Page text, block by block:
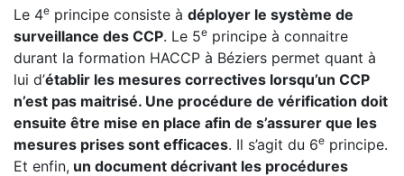
Le 4e principe consiste à déployer le système de
surveillance des CCP. Le 5e principe à connaitre
durant la formation HACCP à Béziers permet quant à
lui d’établir les mesures correctives lorsqu’un CCP
n’est pas maitrisé. Une procédure de vérification doit
ensuite être mise en place afin de s’assurer que les
mesures prises sont efficaces. Il s’agit du 6e principe.
Et enfin, un document décrivant les procédures